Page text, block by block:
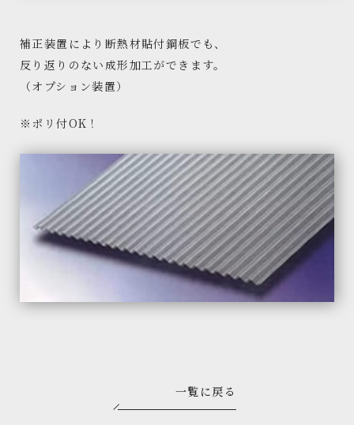
補正装置により断熱材貼付鋼板でも、
反り返りのない成形加工ができます。
（オプション装置）
※ポリ付OK！
一覧に戻る